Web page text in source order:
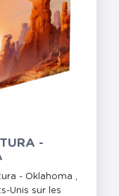
-
- Oklahoma ,
Unis sur les